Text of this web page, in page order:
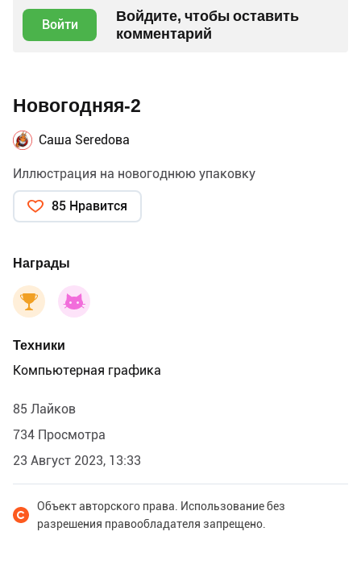
Войти
Войдите, чтобы оставить
комментарий
Новогодняя-2
Саша Seredова
Иллюстрация на новогоднюю упаковку
85 Нравится
Награды
Техники
Компьютерная графика
85 Лайков
734 Просмотра
23 Август 2023, 13:33
Объект авторского права. Использование без
разрешения правообладателя запрещено.